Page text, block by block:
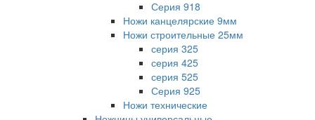
Серия 918
Ножи канцелярские 9мм
Ножи строительные 25мм
серия 325
серия 425
серия 525
Серия 925
Ножи технические